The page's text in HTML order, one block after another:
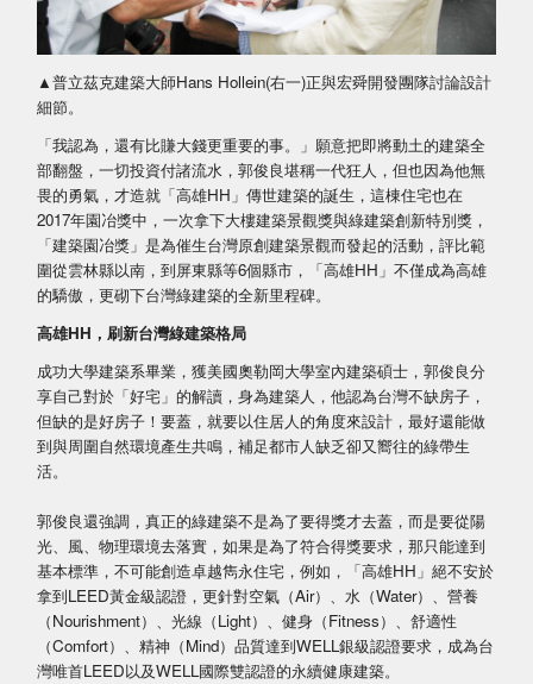
▲普立茲克建築大師Hans Hollein(右一)正與宏舜開發團隊討論設計
細節。
「我認為，還有比賺大錢更重要的事。」願意把即將動土的建築全
部翻盤，一切投資付諸流水，郭俊良堪稱一代狂人，但也因為他無
畏的勇氣，才造就「高雄HH」傳世建築的誕生，這棟住宅也在
2017年園冶獎中，一次拿下大樓建築景觀獎與綠建築創新特別獎，
「建築園冶獎」是為催生台灣原創建築景觀而發起的活動，評比範
圍從雲林縣以南，到屏東縣等6個縣市，「高雄HH」不僅成為高雄
的驕傲，更砌下台灣綠建築的全新里程碑。
高雄HH，刷新台灣綠建築格局
成功大學建築系畢業，獲美國奧勒岡大學室內建築碩士，郭俊良分
享自己對於「好宅」的解讀，身為建築人，他認為台灣不缺房子，
但缺的是好房子！要蓋，就要以住居人的角度來設計，最好還能做
到與周圍自然環境產生共鳴，補足都市人缺乏卻又嚮往的綠帶生
活。
郭俊良還強調，真正的綠建築不是為了要得獎才去蓋，而是要從陽
光、風、物理環境去落實，如果是為了符合得獎要求，那只能達到
基本標準，不可能創造卓越雋永住宅，例如，「高雄HH」絕不安於
拿到LEED黃金級認證，更針對空氣（Air）、水（Water）、營養
（Nourishment）、光線（Light）、健身（Fitness）、舒適性
（Comfort）、精神（Mind）品質達到WELL銀級認證要求，成為台
灣唯首LEED以及WELL國際雙認證的永續健康建築。